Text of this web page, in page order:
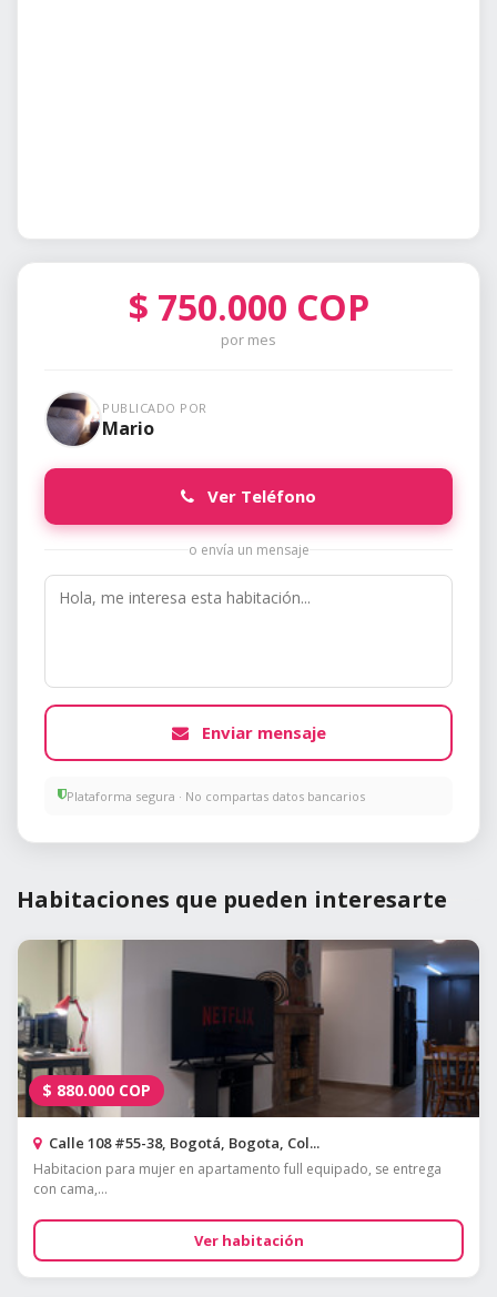
$ 750.000 COP
por mes
PUBLICADO POR
Mario
Ver Teléfono
o envía un mensaje
Enviar mensaje
Plataforma segura · No compartas datos bancarios
Habitaciones que pueden interesarte
$ 880.000 COP
Calle 108 #55-38, Bogotá, Bogota, Col...
Habitacion para mujer en apartamento full equipado, se entrega
con cama,...
Ver habitación